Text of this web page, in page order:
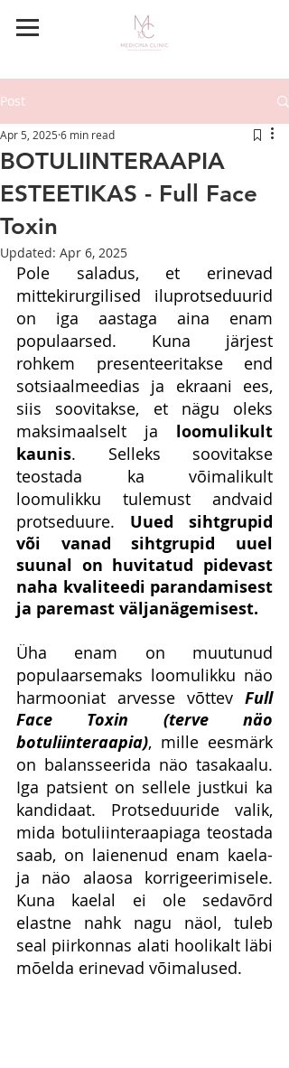
Post
BOTULIINTERAAPIA
ESTEETIKAS - Full Face
Toxin
Apr 5, 2025 6 min read
Updated: Apr 6, 2025
Pole saladus, et erinevad
mittekirurgilised iluprotseduurid
on iga aastaga aina enam
populaarsed. Kuna järjest
rohkem presenteeritakse end
sotsiaalmeedias ja ekraani ees,
siis soovitakse, et nägu oleks
maksimaalselt ja loomulikult
kaunis. Selleks soovitakse
teostada ka võimalikult
loomulikku tulemust andvaid
protseduure. Uued sihtgrupid
või vanad sihtgrupid uuel
suunal on huvitatud pidevast
naha kvaliteedi parandamisest
ja paremast väljanägemisest.
Üha enam on muutunud
populaarsemaks loomulikku näo
harmooniat arvesse võttev Full
Face Toxin (terve näo
botuliinteraapia), mille eesmärk
on balansseerida näo tasakaalu.
Iga patsient on sellele justkui ka
kandidaat. Protseduuride valik,
mida botuliinteraapiaga teostada
saab, on laienenud enam kaela-
ja näo alaosa korrigeerimisele.
Kuna kaelal ei ole sedavõrd
elastne nahk nagu näol, tuleb
seal piirkonnas alati hoolikalt läbi
mõelda erinevad võimalused.